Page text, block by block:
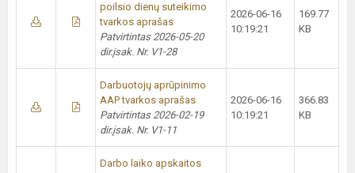
poilsio dienų suteikimo
tvarkos aprašas
Patvirtintas 2026-05-20
dir.įsak. Nr. V1-28
2026-06-16
10:19:21
169.77
KB
Darbuotojų aprūpinimo
AAP tvarkos aprašas
Patvirtintas 2026-02-19
dir.įsak. Nr. V1-11
2026-06-16
10:19:21
366.83
KB
Darbo laiko apskaitos